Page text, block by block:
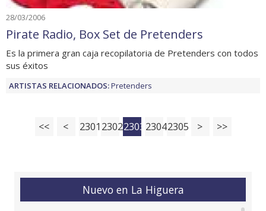
28/03/2006
Pirate Radio, Box Set de Pretenders
Es la primera gran caja recopilatoria de Pretenders con todos
sus éxitos
ARTISTAS RELACIONADOS:Pretenders
<< < 2301 23022303 23042305 > >>
Nuevo en La Higuera